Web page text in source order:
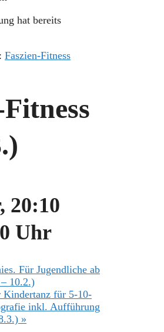
hat bereits
Faszien-Fitness
20:10
Uhr
Für Jugendliche ab
10.2.)
für 5-10-
inkl. Aufführung
»